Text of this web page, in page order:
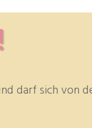
darf sich von